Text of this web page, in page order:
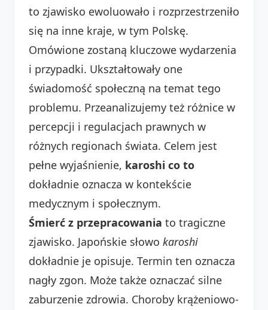
to zjawisko ewoluowało i rozprzestrzeniło
się na inne kraje, w tym Polskę.
Omówione zostaną kluczowe wydarzenia
i przypadki. Ukształtowały one
świadomość społeczną na temat tego
problemu. Przeanalizujemy też różnice w
percepcji i regulacjach prawnych w
różnych regionach świata. Celem jest
pełne wyjaśnienie, karoshi co to
dokładnie oznacza w kontekście
medycznym i społecznym.
Śmierć z przepracowania to tragiczne
zjawisko. Japońskie słowo karoshi
dokładnie je opisuje. Termin ten oznacza
nagły zgon. Może także oznaczać silne
zaburzenie zdrowia. Choroby krążeniowo-